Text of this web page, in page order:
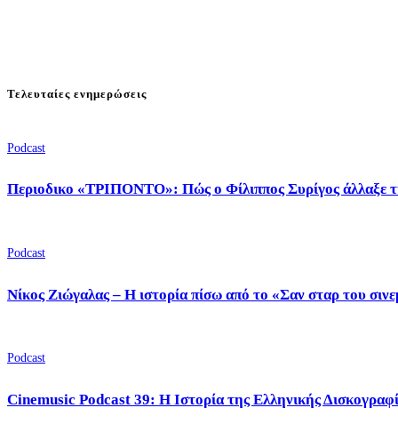
Τελευταίες ενημερώσεις
Podcast
Περιοδικο «ΤΡΙΠΟΝΤΟ»: Πώς ο Φίλιππος Συρίγος άλλαξε
Podcast
Νίκος Ζιώγαλας – Η ιστορία πίσω από το «Σαν σταρ του
Podcast
Cinemusic Podcast 39: Η Ιστορία της Ελληνικής